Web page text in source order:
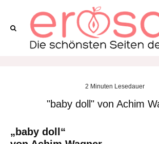
2 Minuten Lesedauer
"baby doll" von Achim
„baby doll“